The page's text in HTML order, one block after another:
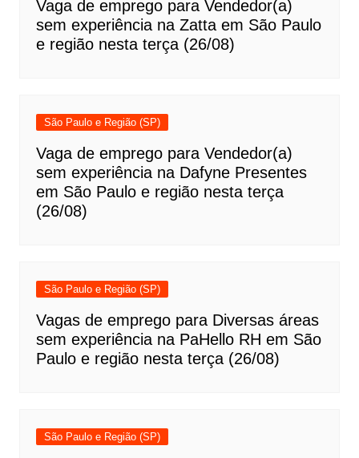
Vaga de emprego para Vendedor(a)
sem experiência na Zatta em São Paulo
e região nesta terça (26/08)
São Paulo e Região (SP)
Vaga de emprego para Vendedor(a)
sem experiência na Dafyne Presentes
em São Paulo e região nesta terça
(26/08)
São Paulo e Região (SP)
Vagas de emprego para Diversas áreas
sem experiência na PaHello RH em São
Paulo e região nesta terça (26/08)
São Paulo e Região (SP)